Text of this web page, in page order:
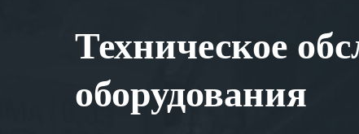
Техническое
оборудования